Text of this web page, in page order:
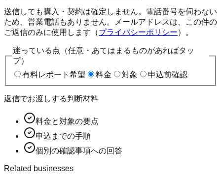
送信しても購入・契約は確定しません。電話番号を伺わない
ため、営業電話もありません。メールアドレスは、この件の
ご返信のみに使用します（プライバシーポリシー）。
迷っている点（任意・あてはまるものがあればタッ
プ）
有料レポート希望
料金 対象 申込前確認
返信でお渡しする判断材料
料金と対象の要点
申込までの手順
個別の確認事項への回答
Related businesses